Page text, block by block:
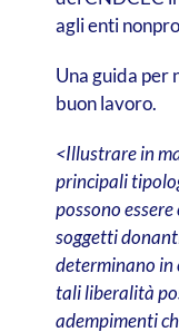
agli enti
Una guida per
buon lavoro.
<Illustrare in
principali
possono
soggetti
determinano in
tali liberalità
adempimenti